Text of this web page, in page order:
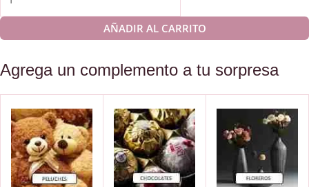
Navideño
cantidad
AÑADIR AL CARRITO
Agrega un complemento a tu sorpresa